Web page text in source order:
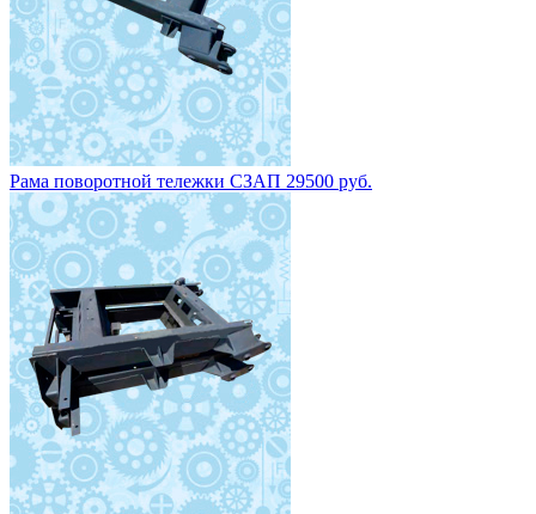
Рама поворотной тележки СЗАП 29500 руб.